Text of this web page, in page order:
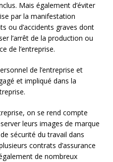
Mais également d’éviter
par la manifestation
ou d’accidents graves dont
l’arrêt de la production ou
de l’entreprise.
de l’entreprise et
et impliqué dans la
on se rend compte
leurs images de marque
sécurité du travail dans
contrats d’assurance
de nombreux